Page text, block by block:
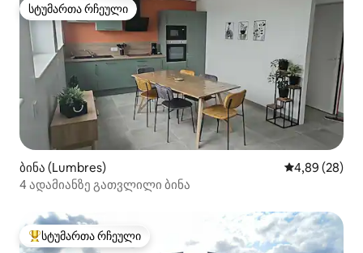
სტუმართა რჩეული
სტუმართა რჩეული
ბინა (Lumbres) საშუალო
4,89 (28)
4 ადამიანზე გათვლილი ბინა
სტუმართა რჩეული მოწინავე ვარიანტი
სტუმართა რჩეული